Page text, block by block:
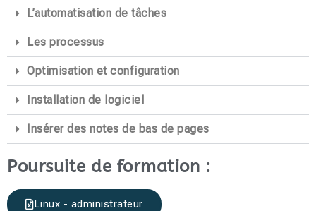
L’automatisation de tâches
Les processus
Optimisation et configuration
Installation de logiciel
Insérer des notes de bas de pages
Poursuite de formation :
Linux - administrateur